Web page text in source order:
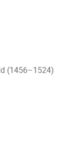
(1456–1524)